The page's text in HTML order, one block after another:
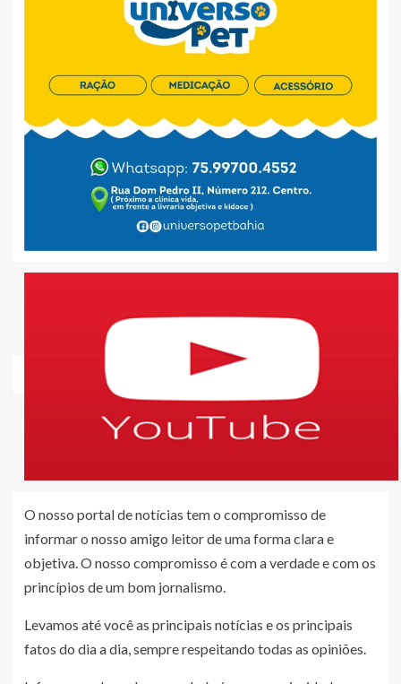
O nosso portal de notícias tem o compromisso de
informar o nosso amigo leitor de uma forma clara e
objetiva. O nosso compromisso é com a verdade e com os
princípios de um bom jornalismo.
Levamos até você as principais notícias e os principais
fatos do dia a dia, sempre respeitando todas as opiniões.